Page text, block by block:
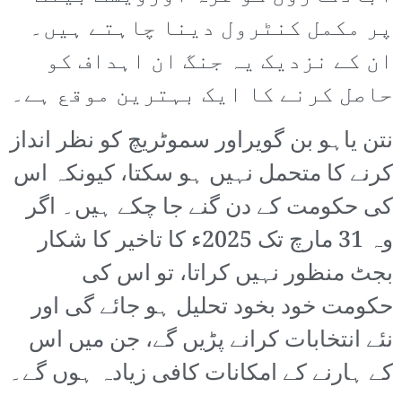
پر مکمل کنٹرول دینا چاہتے ہیں۔
ان کے نزدیک یہ جنگ ان اہداف کو
حاصل کرنے کا ایک بہترین موقع ہے۔
نتن یاہو بن گویراور سموٹریچ کو نظر انداز
کرنے کا متحمل نہیں ہو سکتا، کیونکہ اس
کی حکومت کے دن گنے جا چکے ہیں۔ اگر
وہ 31 مارچ تک 2025ء کا تاخیر کا شکار
بجٹ منظور نہیں کراتا، تو اس کی
حکومت خود بخود تحلیل ہو جائے گی اور
نئے انتخابات کرانے پڑیں گے، جن میں اس
کے ہارنے کے امکانات کافی زیادہ ہوں گے۔